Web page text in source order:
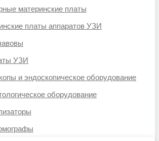
материнские платы
платы аппаратов УЗИ
УЗИ
и эндоскопическое оборудование
оборудование